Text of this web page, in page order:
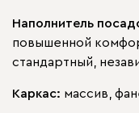
Наполнитель
повышенной
стандартный,
Каркас: массив,